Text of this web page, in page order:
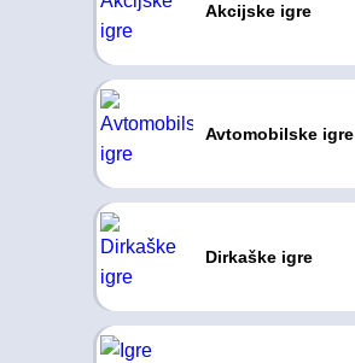
Akcijske igre
Avtomobilske igre
Dirkaške igre